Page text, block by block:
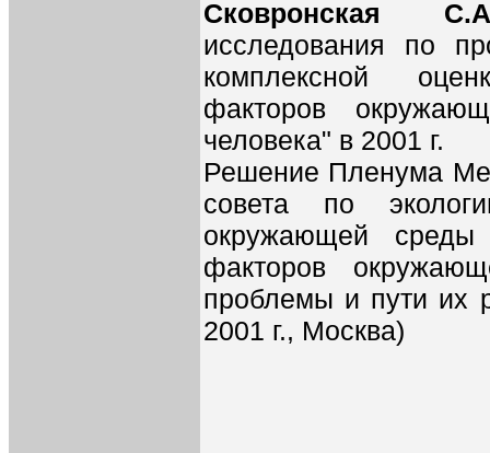
Сковронская
исследования по
комплексной
факторов
человека" в 2001 г.
Решение Пленума
совета по
окружающей
факторов
проблемы и пути их
2001 г., Москва)